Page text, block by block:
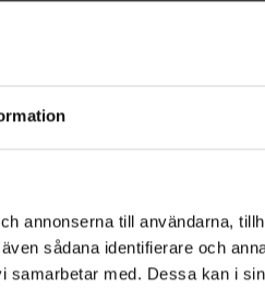
annonserna till användarna,
sådana identifierare och
med. Dessa kan i
mehr wegen der Gummistollen an